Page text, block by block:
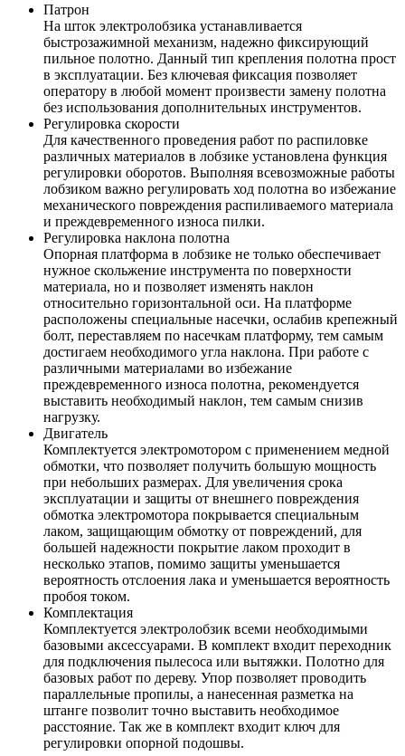
Патрон
На шток электролобзика устанавливается
быстрозажимной механизм, надежно фиксирующий
пильное полотно. Данный тип крепления полотна прост
в эксплуатации. Без ключевая фиксация позволяет
оператору в любой момент произвести замену полотна
без использования дополнительных инструментов.
Регулировка скорости
Для качественного проведения работ по распиловке
различных материалов в лобзике установлена функция
регулировки оборотов. Выполняя всевозможные работы
лобзиком важно регулировать ход полотна во избежание
механического повреждения распиливаемого материала
и преждевременного износа пилки.
Регулировка наклона полотна
Опорная платформа в лобзике не только обеспечивает
нужное скольжение инструмента по поверхности
материала, но и позволяет изменять наклон
относительно горизонтальной оси. На платформе
расположены специальные насечки, ослабив крепежный
болт, переставляем по насечкам платформу, тем самым
достигаем необходимого угла наклона. При работе с
различными материалами во избежание
преждевременного износа полотна, рекомендуется
выставить необходимый наклон, тем самым снизив
нагрузку.
Двигатель
Комплектуется электромотором с применением медной
обмотки, что позволяет получить большую мощность
при небольших размерах. Для увеличения срока
эксплуатации и защиты от внешнего повреждения
обмотка электромотора покрывается специальным
лаком, защищающим обмотку от повреждений, для
большей надежности покрытие лаком проходит в
несколько этапов, помимо защиты уменьшается
вероятность отслоения лака и уменьшается вероятность
пробоя током.
Комплектация
Комплектуется электролобзик всеми необходимыми
базовыми аксессуарами. В комплект входит переходник
для подключения пылесоса или вытяжки. Полотно для
базовых работ по дереву. Упор позволяет проводить
параллельные пропилы, а нанесенная разметка на
штанге позволит точно выставить необходимое
расстояние. Так же в комплект входит ключ для
регулировки опорной подошвы.